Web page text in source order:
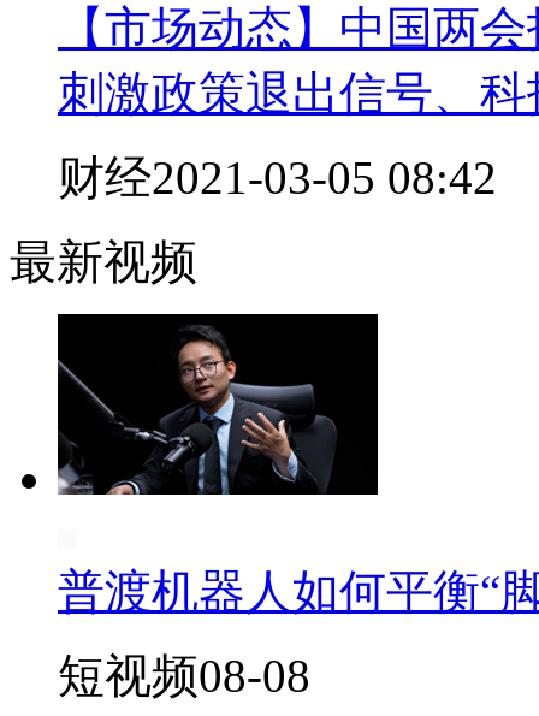
【市场动态】中国两
刺激政策退出信号、
财经2021-03-05 08:42
最新视频
普渡机器人如何平衡“
短视频08-08